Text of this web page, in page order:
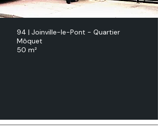
94 | Joinville-le-Pont - Quartier
Môquet
50 m²